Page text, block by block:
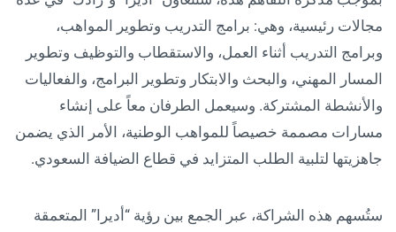
مجالات رئيسية، وهي: برامج التدريب وتطوير المواهب،
وبرامج التدريب أثناء العمل، والاستقطاب والتوظيف وتطوير
المسار المهني، والبحث والابتكار وتطوير البرامج، والفعاليات
والأنشطة المشتركة. وسيعمل الطرفان معاً على إنشاء
مسارات مصممة خصيصاً للمواهب الوطنية، الأمر الذي يضمن
جاهزيتها لتلبية الطلب المتزايد في قطاع الضيافة السعودي.
ستُسهم هذه الشراكة، عبر الجمع بين رؤية “أديرا” المتعمقة